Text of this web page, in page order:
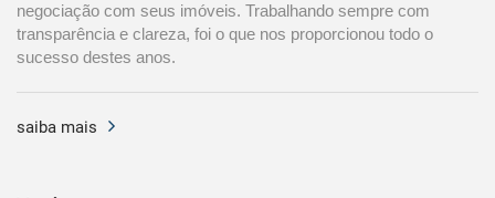
negociação com seus imóveis. Trabalhando sempre com
transparência e clareza, foi o que nos proporcionou todo o
sucesso destes anos.
saiba mais